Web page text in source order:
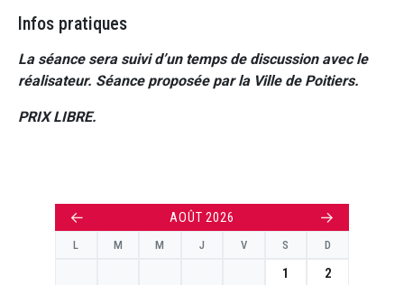
Infos pratiques
La séance sera suivi d’un temps de discussion avec le
réalisateur. Séance proposée par la Ville de Poitiers.
PRIX LIBRE.
← AOÛT 2026 →
L M M J V S D
1
2